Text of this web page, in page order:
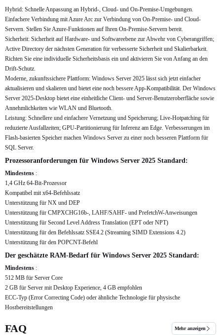
Hybrid: Schnelle Anpassung an Hybrid-, Cloud- und On-Premise-Umgebungen.
Einfachere Verbindung mit Azure Arc zur Verbindung von On-Premise- und Cloud-
Servern. Stellen Sie Azure-Funktionen auf Ihren On-Premise-Servern bereit.
Sicherheit: Sicherheit auf Hardware- und Softwareebene zur Abwehr von Cyberangriffen;
Active Directory der nächsten Generation für verbesserte Sicherheit und Skalierbarkeit.
Richten Sie eine individuelle Sicherheitsbasis ein und aktivieren Sie von Anfang an den
Drift-Schutz.
Moderne, zukunftssichere Plattform: Windows Server 2025 lässt sich jetzt einfacher
aktualisieren und skalieren und bietet eine noch bessere App-Kompatibilität. Der Windows
Server 2025-Desktop bietet eine einheitliche Client- und Server-Benutzeroberfläche sowie
Annehmlichkeiten wie WLAN und Bluetooth.
Leistung: Schnellere und einfachere Vernetzung und Speicherung; Live-Hotpatching für
reduzierte Ausfallzeiten; GPU-Partitionierung für Inferenz am Edge. Verbesserungen im
Flash-basierten Speicher machen Windows Server zu einer noch besseren Plattform für
SQL Server.
Prozessoranforderungen für Windows Server 2025 Standard:
Mindestens :
1,4 GHz 64-Bit-Prozessor
Kompatibel mit x64-Befehlssatz
Unterstützung für NX und DEP
Unterstützung für CMPXCHG16b-, LAHF/SAHF- und PrefetchW-Anweisungen
Unterstützung für Second Level Address Translation (EPT oder NPT)
Unterstützung für den Befehlssatz SSE4.2 (Streaming SIMD Extensions 4.2)
Unterstützung für den POPCNT-Befehl
Der geschätzte RAM-Bedarf für Windows Server 2025 Standard:
Mindestens :
512 MB für Server Core
2 GB für Server mit Desktop Experience, 4 GB empfohlen
ECC-Typ (Error Correcting Code) oder ähnliche Technologie für physische
Hostbereitstellungen
FAQ Mehr anzeigen